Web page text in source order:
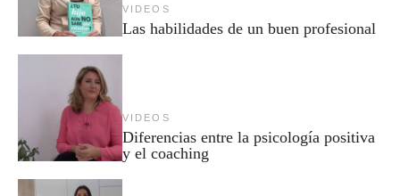
VIDEOS
Las habilidades de un buen profesional
VIDEOS
Diferencias entre la psicología positiva
y el coaching